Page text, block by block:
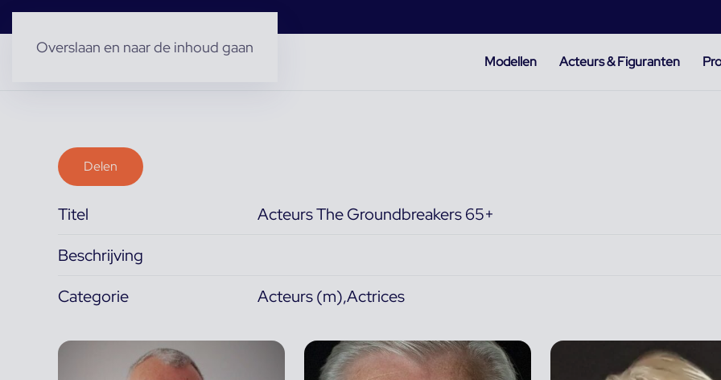
Overslaan en naar de inhoud gaan
Modellen Acteurs & Figuranten
Delen
Titel
Acteurs The Groundbreakers 65+
Beschrijving
Categorie
Acteurs (m),Actrices